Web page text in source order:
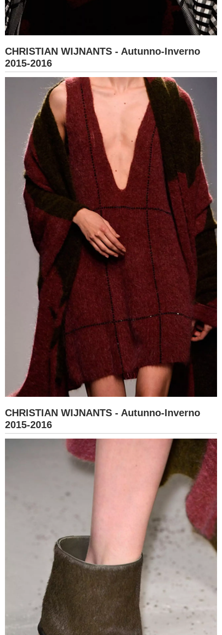
CHRISTIAN WIJNANTS - Autunno-Inverno
2015-2016
CHRISTIAN WIJNANTS - Autunno-Inverno
2015-2016